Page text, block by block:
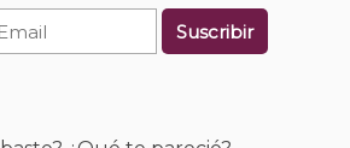
Suscribir